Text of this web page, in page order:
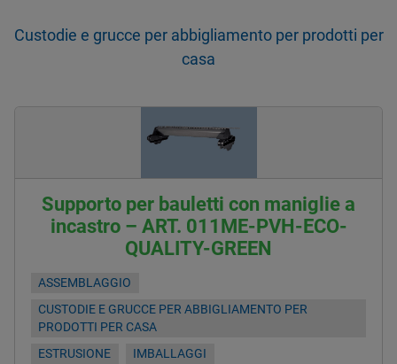
Custodie e grucce per abbigliamento per prodotti per
casa
Supporto per bauletti con maniglie a
incastro – ART. 011ME-PVH-ECO-
QUALITY-GREEN
ASSEMBLAGGIO
CUSTODIE E GRUCCE PER ABBIGLIAMENTO PER
PRODOTTI PER CASA
ESTRUSIONE
IMBALLAGGI